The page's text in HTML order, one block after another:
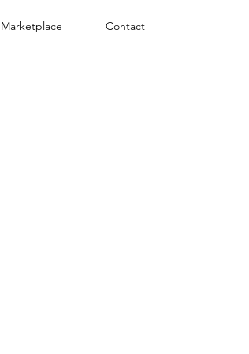
Marketplace Contact